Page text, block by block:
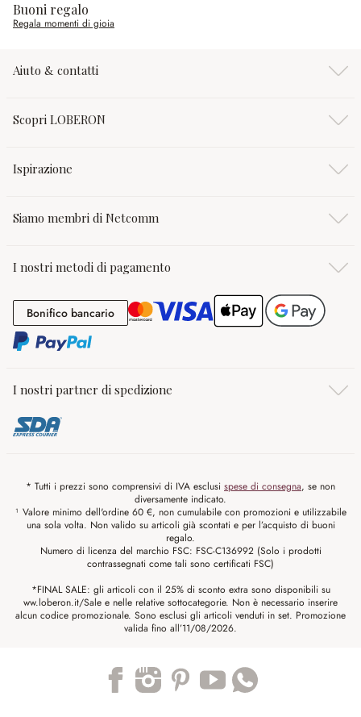
Buoni regalo
Regala momenti di gioia
Aiuto & contatti
Scopri LOBERON
Ispirazione
Siamo membri di Netcomm
I nostri metodi di pagamento
Bonifico bancarioBonifico bancario
I nostri partner di spedizione
* Tutti i prezzi sono comprensivi di IVA esclusi spese di consegna, se non
diversamente indicato.
¹ Valore minimo dell'ordine 60 €, non cumulabile con promozioni e utilizzabile
una sola volta. Non valido su articoli già scontati e per l’acquisto di buoni
regalo.
Numero di licenza del marchio FSC: FSC-C136992 (Solo i prodotti
contrassegnati come tali sono certificati FSC)
*FINAL SALE: gli articoli con il 25% di sconto extra sono disponibili su
ww.loberon.it/Sale e nelle relative sottocategorie. Non è necessario inserire
alcun codice promozionale. Sono esclusi gli articoli venduti in set. Promozione
valida fino all’11/08/2026.